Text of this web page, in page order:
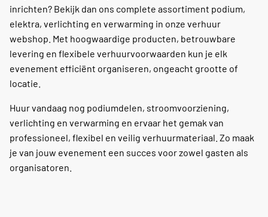
inrichten? Bekijk dan ons complete assortiment podium,
elektra, verlichting en verwarming in onze verhuur
webshop. Met hoogwaardige producten, betrouwbare
levering en flexibele verhuurvoorwaarden kun je elk
evenement efficiënt organiseren, ongeacht grootte of
locatie.
Huur vandaag nog podiumdelen, stroomvoorziening,
verlichting en verwarming en ervaar het gemak van
professioneel, flexibel en veilig verhuurmateriaal. Zo maak
je van jouw evenement een succes voor zowel gasten als
organisatoren.